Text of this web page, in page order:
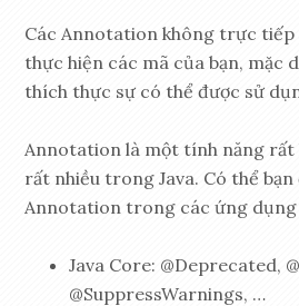
Các Annotation không trực tiếp
thực hiện các mã của bạn, mặc
thích thực sự có thể được sử
Annotation là một tính năng rất
rất nhiều trong Java. Có thể bạn
Annotation trong các ứng dụng
Java Core: @Deprecated,
@SuppressWarnings, …